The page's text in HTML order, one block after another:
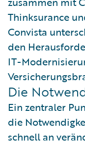
Thinksurance
Convista
den
IT-
Die
Ein zentraler
die
schnell an